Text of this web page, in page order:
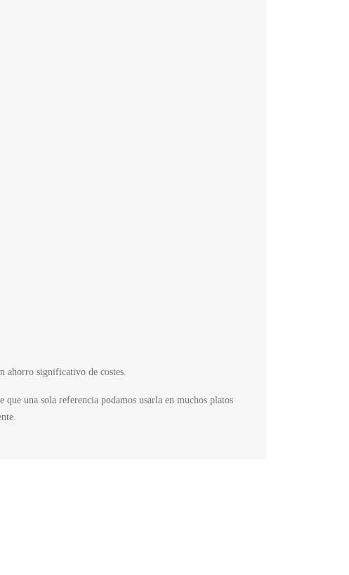
ahorro significativo de costes.
una sola referencia podamos usarla en muchos platos